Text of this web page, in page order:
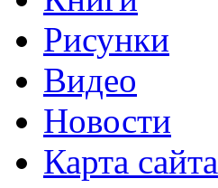
Рисунки
Видео
Новости
Карта сайта